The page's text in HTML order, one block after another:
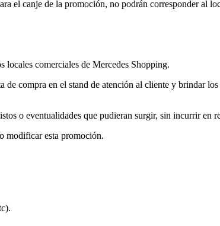
el canje de la promoción, no podrán corresponder al
locales comerciales de Mercedes Shopping.
de compra en el stand de atención al cliente y brindar
o eventualidades que pudieran surgir, sin incurrir en
modificar esta promoción.